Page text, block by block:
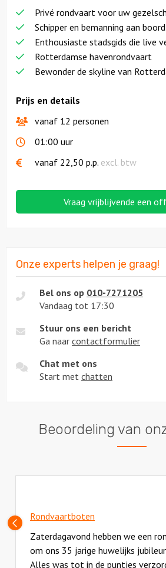
Prijs en details
vanaf 12 personen
01:00 uur
vanaf 22,50 p.p. excl. btw
Privé rondvaart voor uw
Schipper en bemanning aan boord
Enthousiaste stadsgids die live
Rotterdamse havenrondvaart
Bewonder de skyline van
Vraag vrijblijvende een
Onze experts helpen je graag!
Bel ons op 010-7271205
Vandaag tot 17:30
Stuur ons een bericht
Ga naar contactformulier
Chat met ons
Start met chatten
Beoordeling van
Vorige
slide
Rondvaartboten
Zaterdagavond hebben we een
om ons 35 jarige huwelijks
Alles was tot in de puntjes